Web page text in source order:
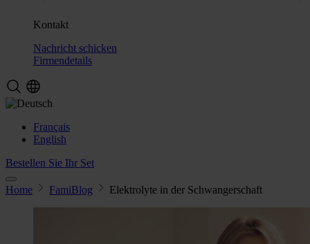
Kontakt
Nachricht schicken
Firmendetails
Français
English
Bestellen Sie Ihr Set
Home FamiBlog Elektrolyte in der Schwangerschaft